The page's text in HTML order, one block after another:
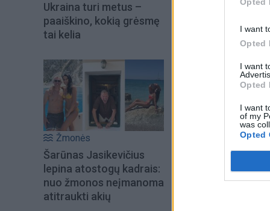
I want
Opted
I want
Opted
I want
of my
was
Opted
Ukraina turi metus –
paaiškino, kokią grėsmę
tai kelia
Žmonės
Šarūnas Jasikevičius
lepina atostogų kadrais:
nuo žmonos neįmanoma
atitraukti akių
Šiuo metu